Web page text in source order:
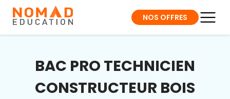
NOS OFFRES
BAC PRO TECHNICIEN
CONSTRUCTEUR BOIS